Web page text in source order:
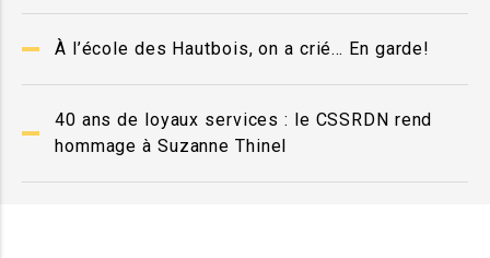
À l’école des Hautbois, on a crié… En garde!
40 ans de loyaux services : le CSSRDN rend
hommage à Suzanne Thinel